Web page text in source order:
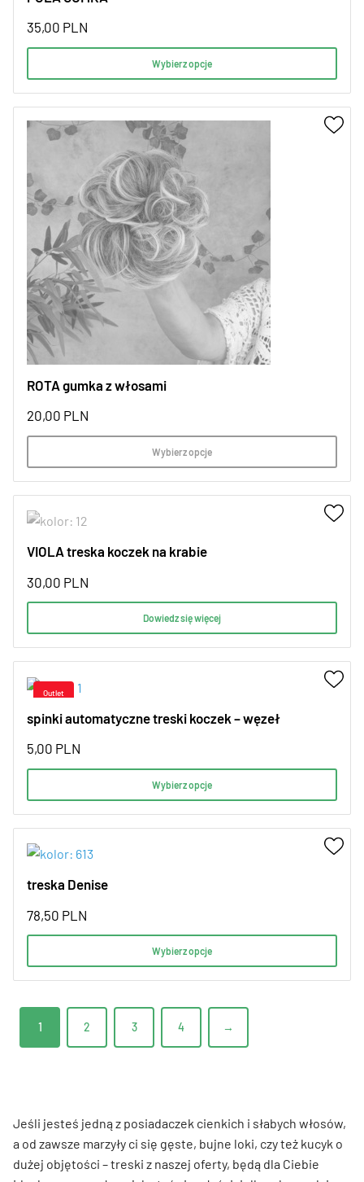
35,00 PLN
Wybierz opcje
ROTA gumka z włosami
20,00 PLN
Wybierz opcje
VIOLA treska koczek na krabie
30,00 PLN
Dowiedz się więcej
spinki automatyczne treski koczek – węzeł
5,00 PLN
Wybierz opcje
treska Denise
78,50 PLN
Wybierz opcje
1 2 3 4 →
Jeśli jesteś jedną z posiadaczek cienkich i słabych włosów,
a od zawsze marzyły ci się gęste, bujne loki, czy też kucyk o
dużej objętości – treski z naszej oferty, będą dla Ciebie